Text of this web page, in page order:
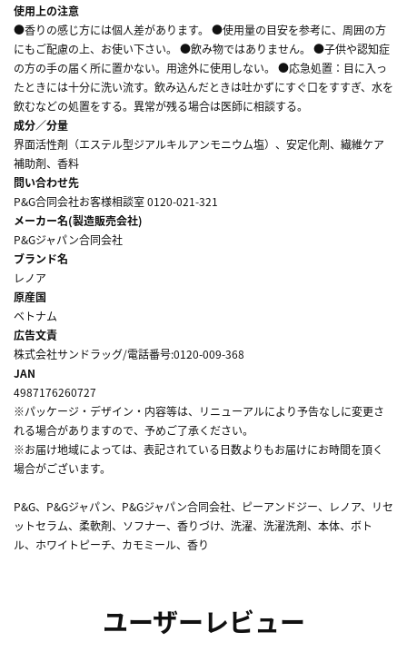
使用上の注意
●香りの感じ方には個人差があります。 ●使用量の目安を参考に、周囲の方
にもご配慮の上、お使い下さい。 ●飲み物ではありません。 ●子供や認知症
の方の手の届く所に置かない。用途外に使用しない。 ●応急処置：目に入っ
たときには十分に洗い流す。飲み込んだときは吐かずにすぐ口をすすぎ、水を
飲むなどの処置をする。異常が残る場合は医師に相談する。
成分／分量
界面活性剤（エステル型ジアルキルアンモニウム塩）、安定化剤、繊維ケア
補助剤、香料
問い合わせ先
P&G合同会社お客様相談室 0120-021-321
メーカー名(製造販売会社)
P&Gジャパン合同会社
ブランド名
レノア
原産国
ベトナム
広告文責
株式会社サンドラッグ/電話番号:0120-009-368
JAN
4987176260727
※パッケージ・デザイン・内容等は、リニューアルにより予告なしに変更さ
れる場合がありますので、予めご了承ください。
※お届け地域によっては、表記されている日数よりもお届けにお時間を頂く
場合がございます。
P&G、P&Gジャパン、P&Gジャパン合同会社、ピーアンドジー、レノア、リセ
ットセラム、柔軟剤、ソフナー、香りづけ、洗濯、洗濯洗剤、本体、ボト
ル、ホワイトピーチ、カモミール、香り
ユーザーレビュー